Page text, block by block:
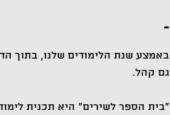
-
באמצע שנת הלימודים שלנו, בתוך
גם קהל.
"בית הספר לשירים" היא תכנית